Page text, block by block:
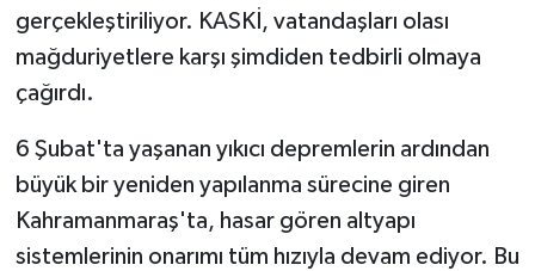
gerçekleştiriliyor. KASKİ, vatandaşları olası
mağduriyetlere karşı şimdiden tedbirli olmaya
çağırdı.
6 Şubat'ta yaşanan yıkıcı depremlerin ardından
büyük bir yeniden yapılanma sürecine giren
Kahramanmaraş'ta, hasar gören altyapı
sistemlerinin onarımı tüm hızıyla devam ediyor. Bu